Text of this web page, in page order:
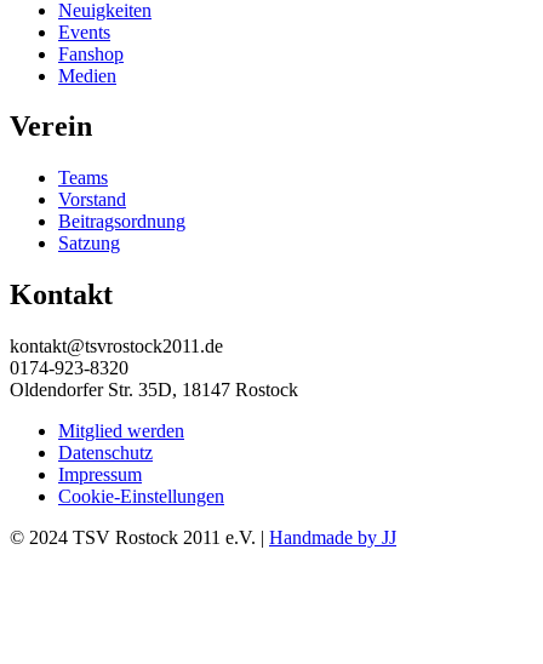
Neuigkeiten
Events
Fanshop
Medien
Verein
Teams
Vorstand
Beitragsordnung
Satzung
Kontakt
kontakt@tsvrostock2011.de
0174-923-8320
Oldendorfer Str. 35D, 18147 Rostock
Mitglied werden
Datenschutz
Impressum
Cookie-Einstellungen
© 2024 TSV Rostock 2011 e.V. | Handmade by JJ